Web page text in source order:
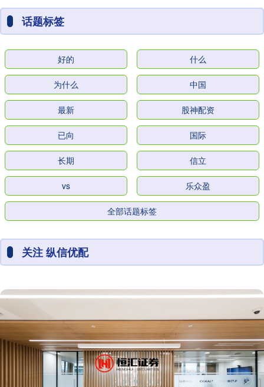
话题标签
好的 什么
为什么 中国
最新 股神配资
已向 国际
长期 信立
vs 乐众盈
全部话题标签
关注 纵信优配